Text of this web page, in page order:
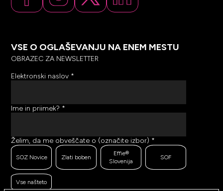
VSE O OGLAŠEVANJU NA ENEM MESTU
OBRAZEC ZA NEWSLETTER
Elektronski naslov *
Ime in priimek? *
SOZ Novice Zlati boben
Effie®
Slovenija
SOF
Vse našteto
Želim, da me obveščate o (označite izbor) *